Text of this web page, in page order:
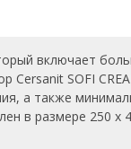
включает
Cersanit SOFI
а также
в размере 250